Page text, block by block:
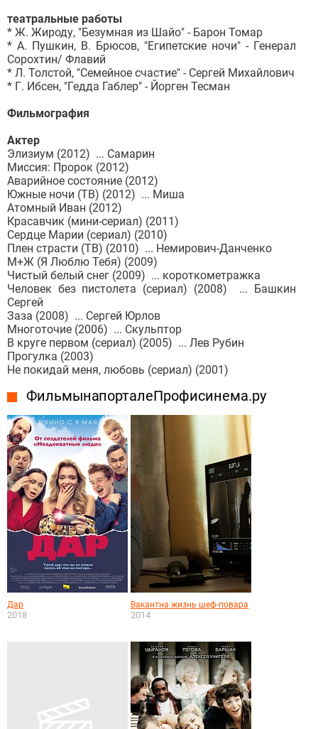
театральные работы
* Ж. Жироду, "Безумная из Шайо" - Барон Томар
* А. Пушкин, В. Брюсов, "Египетские ночи" - Генерал
Сорохтин/ Флавий
* Л. Толстой, "Семейное счастие" - Сергей Михайлович
* Г. Ибсен, "Гедда Габлер" - Йорген Тесман
Фильмография
Актер
Элизиум (2012) ... Самарин
Миссия: Пророк (2012)
Аварийное состояние (2012)
Южные ночи (ТВ) (2012) ... Миша
Атомный Иван (2012)
Красавчик (мини-сериал) (2011)
Сердце Марии (сериал) (2010)
Плен страсти (ТВ) (2010) ... Немирович-Данченко
М+Ж (Я Люблю Тебя) (2009)
Чистый белый снег (2009) ... короткометражка
Человек без пистолета (сериал) (2008) ... Башкин
Сергей
Заза (2008) ... Сергей Юрлов
Многоточие (2006) ... Скульптор
В круге первом (сериал) (2005) ... Лев Рубин
Прогулка (2003)
Не покидай меня, любовь (сериал) (2001)
Фильмы на портале Профисинема.ру
Дар
2018
Вакантна жизнь шеф-повара
2014